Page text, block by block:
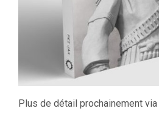
Plus de détail prochainement via